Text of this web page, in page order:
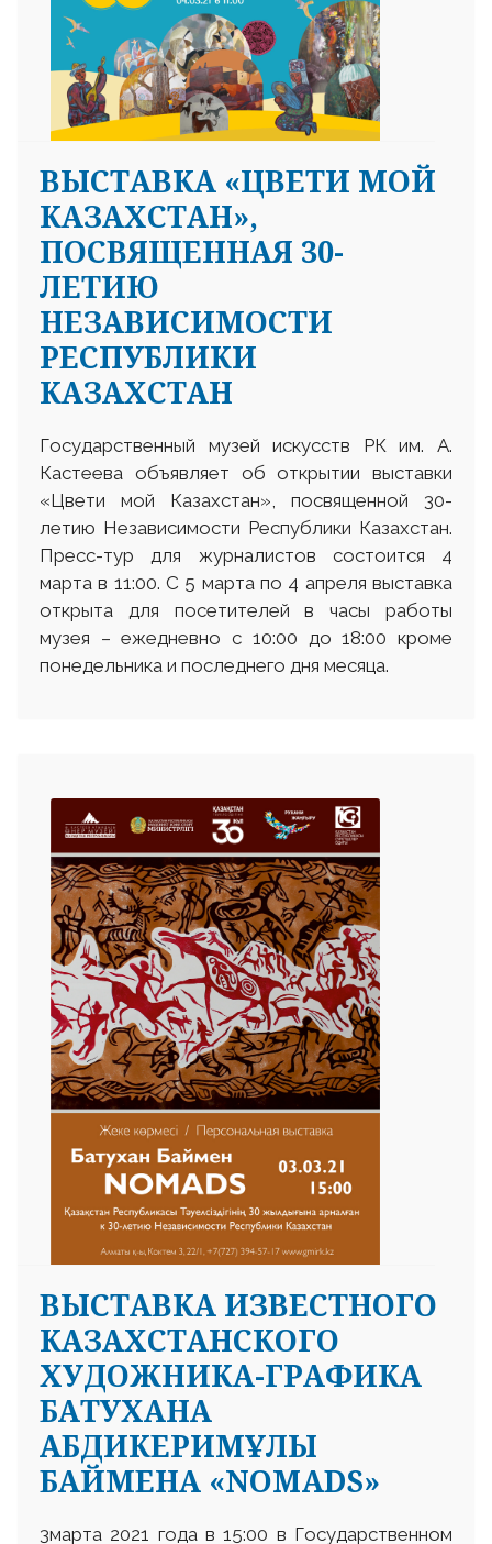
ВЫСТАВКА «ЦВЕТИ МОЙ
КАЗАХСТАН»,
ПОСВЯЩЕННАЯ 30-
ЛЕТИЮ
НЕЗАВИСИМОСТИ
РЕСПУБЛИКИ
КАЗАХСТАН
Государственный музей искусств РК им. А.
Кастеева объявляет об открытии выставки
«Цвети мой Казахстан», посвященной 30-
летию Независимости Республики Казахстан.
Пресс-тур для журналистов состоится 4
марта в 11:00. С 5 марта по 4 апреля выставка
открыта для посетителей в часы работы
музея – ежедневно с 10:00 до 18:00 кроме
понедельника и последнего дня месяца.
ВЫСТАВКА ИЗВЕСТНОГО
КАЗАХСТАНСКОГО
ХУДОЖНИКА-ГРАФИКА
БАТУХАНА
АБДИКЕРИМҰЛЫ
БАЙМЕНА «NOMADS»
3марта 2021 года в 15:00 в Государственном